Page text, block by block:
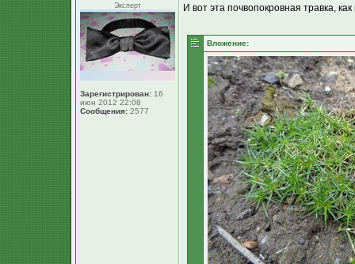
Эксперт
Зарегистрирован: 16
июн 2012 22:08
Сообщения: 2577
И вот эта почвопокровная травка,
Вложение: